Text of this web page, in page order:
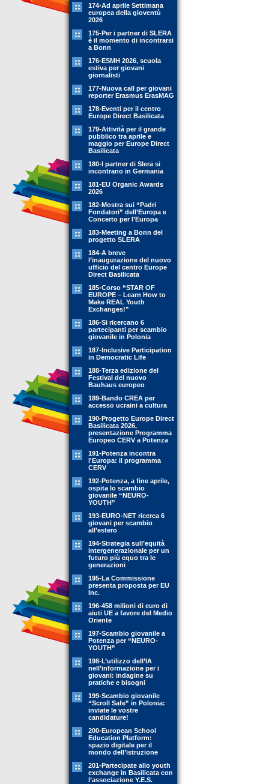
174-Ad aprile Settimana
europea della gioventù
2026
175-Per i partner di SLERA
è il momento di incontrarsi
a Bonn
176-ESMH 2026, scuola
estiva per giovani
giornalisti
177-Nuova call per giovani
reporter Erasmus ErasMAG
178-Eventi per il centro
Europe Direct Basilicata
179-Attività per il grande
pubblico tra aprile e
maggio per Europe Direct
Basilicata
180-I partner di Slera si
incontrano in Germania
181-EU Organic Awards
2026
182-Mostra sui “Padri
Fondatori” dell’Europa e
Concerto per l’Europa
183-Meeting a Bonn del
progetto SLERA
184-A breve
l’inaugurazione del nuovo
ufficio del centro Europe
Direct Basilicata
185-Corso “STAR OF
EUROPE – Learn How to
Make REAL Youth
Exchanges!”
186-Si ricercano 6
partecipanti per scambio
giovanile in Polonia
187-Inclusive Participation
in Democratic Life
188-Terza edizione del
Festival del nuovo
Bauhaus europeo
189-Bando CREA per
accesso ucraini a cultura
190-Progetto Europe Direct
Basilicata 2026,
presentazione Programma
Europeo CERV a Potenza
191-Potenza incontra
l'Europa: il programma
CERV
192-Potenza, a fine aprile,
ospita lo scambio
giovanile “NEURO-
YOUTH”
193-EURO-NET ricerca 6
giovani per scambio
all’estero
194-Strategia sull’equità
intergenerazionale per un
futuro più equo tra le
generazioni
195-La Commissione
presenta proposta per EU
Inc.
196-458 milioni di euro di
aiuti UE a favore del Medio
Oriente
197-Scambio giovanile a
Potenza per “NEURO-
YOUTH”
198-L’utilizzo dell’IA
nell’informazione per i
giovani: indagine su
pratiche e bisogni
199-Scambio giovanile
“Scroll Safe” in Polonia:
inviate le vostre
candidature!
200-European School
Education Platform:
spazio digitale per il
mondo dell’istruzione
201-Partecipate allo youth
exchange in Basilicata con
l’associazione Y.E.S.